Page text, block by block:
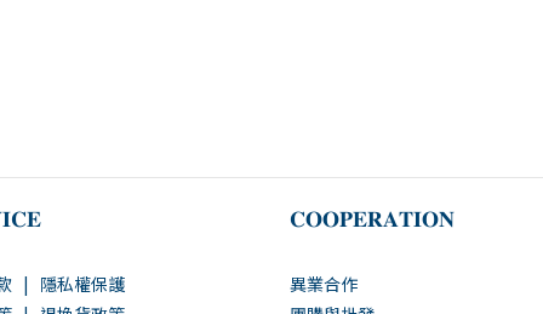
| 隱私權保護
𝐂𝐎𝐎𝐏𝐄𝐑𝐀𝐓𝐈𝐎𝐍
異業合作